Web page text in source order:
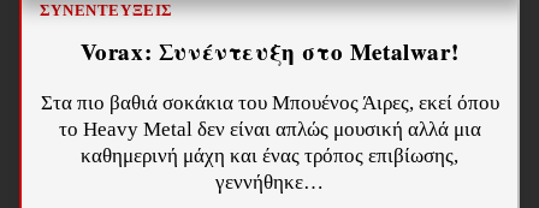
ΣΥΝΕΝΤΕΎΞΕΙΣ
Vorax: Συνέντευξη στο Metalwar!
Στα πιο βαθιά σοκάκια του Μπουένος Άιρες, εκεί όπου
το Heavy Metal δεν είναι απλώς μουσική αλλά μια
καθημερινή μάχη και ένας τρόπος επιβίωσης,
γεννήθηκε…